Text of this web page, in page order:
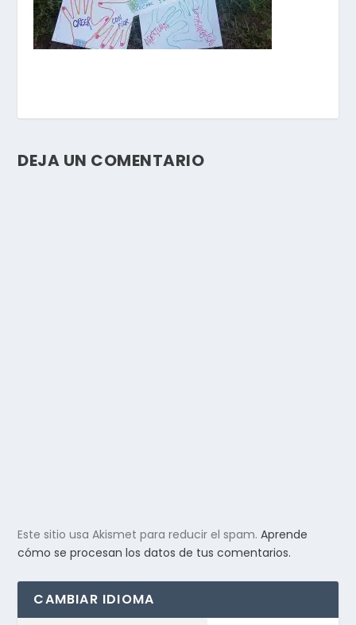
DEJA UN COMENTARIO
Este sitio usa Akismet para reducir el spam.Aprende
cómo se procesan los datos de tus comentarios.
CAMBIAR IDIOMA